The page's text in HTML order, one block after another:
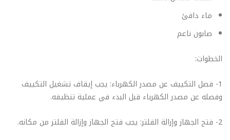
ماء دافئ
صابون ناعم
الخطوات:
1- فصل التكييف عن مصدر الكهرباء: يجب إيقاف تشغيل التكييف
وفصله عن مصدر الكهرباء قبل البدء في عملية تنظيفه.
2- فتح الجهاز وإزالة الفلتر: يجب فتح الجهاز وإزالة الفلتر من مكانه.